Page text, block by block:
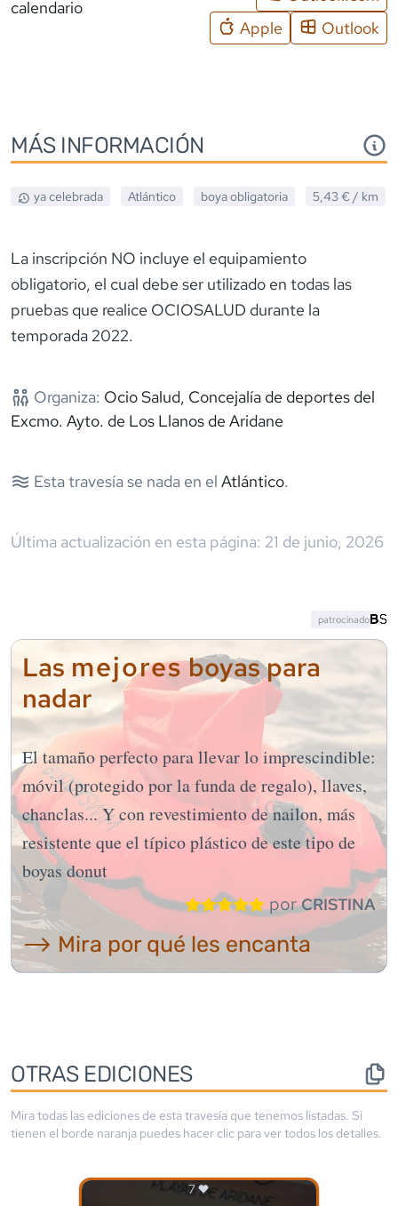
calendario
Apple
Outlook
MÁS INFORMACIÓN
ya celebrada Atlántico boya obligatoria 5,43 € / km
La inscripción NO incluye el equipamiento
obligatorio, el cual debe ser utilizado en todas las
pruebas que realice OCIOSALUD durante la
temporada 2022.
Organiza: Ocio Salud, Concejalía de deportes del
Excmo. Ayto. de Los Llanos de Aridane
Esta travesía se nada en el Atlántico.
Última actualización en esta página: 21 de junio, 2026
Las mejoresboyas para
nadar
El tamaño perfecto para llevar lo imprescindible:
móvil (protegido por la funda de regalo), llaves,
chanclas... Y con revestimiento de nailon, más
resistente que el típico plástico de este tipo de
boyas donut
porCRISTINA
⟶ Mira por qué les encanta
patrocinado
OTRAS EDICIONES
Mira todas las ediciones de esta travesía que tenemos listadas. Si
tienen el borde naranja puedes hacer clic para ver todos los detalles.
7